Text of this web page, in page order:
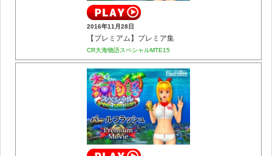
2016年11月28日
【プレミアム】プレミア集
CR大海物語スペシャルMTE15